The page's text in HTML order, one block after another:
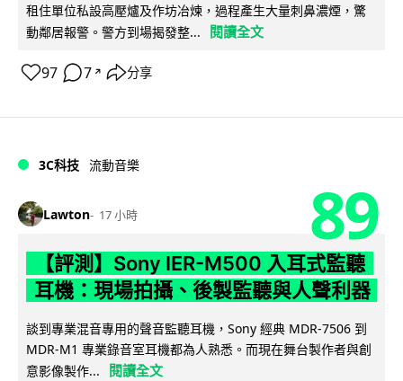
租住單位私設高壓爐及作坊冶煉，過程產生大量刺鼻濃煙，驚
動鄰居報警。警方到場揭發整...
閱讀全文
97 7 ↗ 分享
3C科技 流動音樂
Lawton 17 小時 89
【評測】Sony IER-M500 入耳式監聽
耳機：現場拍攝、後製監聽與人聲利器
談到專業混音專用的聲音監聽耳機，Sony 經典 MDR-7506 到
MDR-M1 專業錄音室耳機都為人熟悉。而現在舞台製作者與創
意影像製作...
閱讀全文